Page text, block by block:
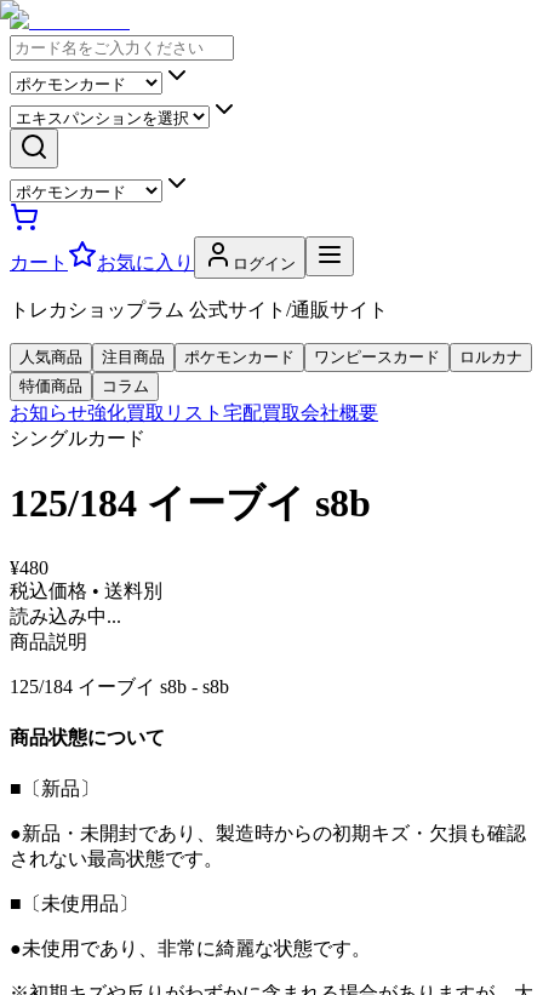
カート お気に入り ログイン
トレカショップラム 公式サイト/通販サイト
人気商品 注目商品 ポケモンカード ワンピースカード
ロルカナ
特価商品
コラム
お知らせ強化買取リスト 宅配買取会社概要
シングルカード
125/184 イーブイ s8b
¥480
税込価格 • 送料別
読み込み中...
商品説明
125/184 イーブイ s8b - s8b
商品状態について
■〔新品〕
●新品・未開封であり、製造時からの初期キズ・欠損も確認
されない最高状態です。
■〔未使用品〕
●未使用であり、非常に綺麗な状態です。